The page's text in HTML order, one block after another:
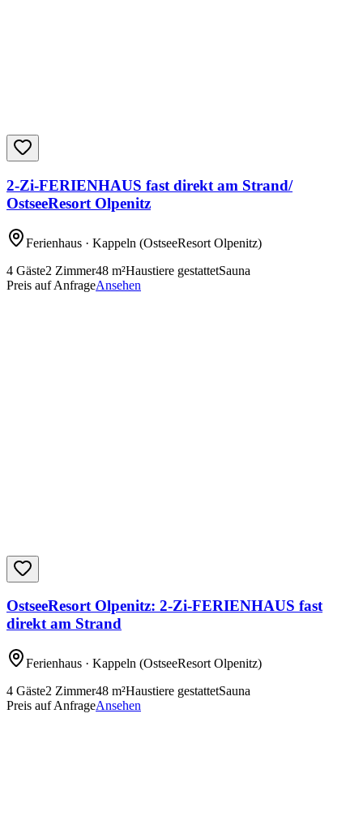
2-Zi-FERIENHAUS fast direkt am Strand/
OstseeResort Olpenitz
Ferienhaus · Kappeln (OstseeResort Olpenitz)
4 Gäste2 Zimmer48 m²Haustiere gestattetSauna
Preis auf AnfrageAnsehen
OstseeResort Olpenitz: 2-Zi-FERIENHAUS fast
direkt am Strand
Ferienhaus · Kappeln (OstseeResort Olpenitz)
4 Gäste2 Zimmer48 m²Haustiere gestattetSauna
Preis auf AnfrageAnsehen